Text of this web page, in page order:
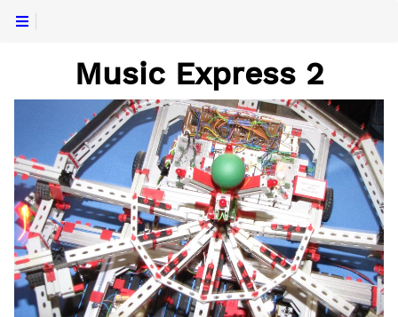
Music Express 2